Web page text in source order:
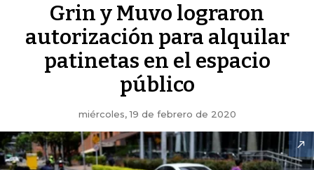
Grin y Muvo lograron
autorización para alquilar
patinetas en el espacio
público
miércoles, 19 de febrero de 2020